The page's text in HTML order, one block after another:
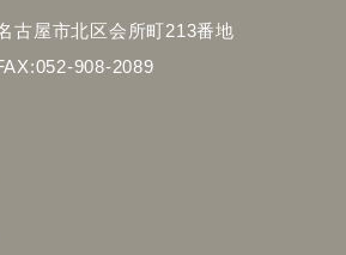
古屋市北区会所町213番地
908-2089